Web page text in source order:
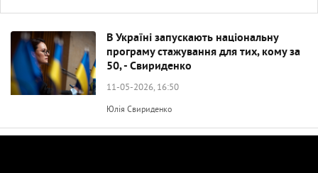
В Україні запускають національну
програму стажування для тих, кому за
50, - Свириденко
11-05-2026, 16:50
Юлія Свириденко